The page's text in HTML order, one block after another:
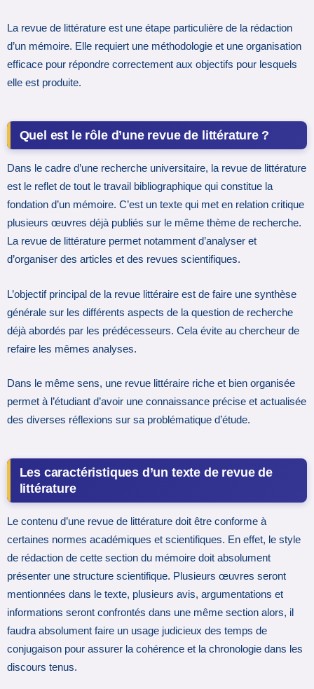
La revue de littérature est une étape particulière de la rédaction
d’un mémoire. Elle requiert une méthodologie et une organisation
efficace pour répondre correctement aux objectifs pour lesquels
elle est produite.
Quel est le rôle d’une revue de littérature ?
Dans le cadre d’une recherche universitaire, la revue de littérature
est le reflet de tout le travail bibliographique qui constitue la
fondation d’un mémoire. C’est un texte qui met en relation critique
plusieurs œuvres déjà publiés sur le même thème de recherche.
La revue de littérature permet notamment d’analyser et
d’organiser des articles et des revues scientifiques.
L’objectif principal de la revue littéraire est de faire une synthèse
générale sur les différents aspects de la question de recherche
déjà abordés par les prédécesseurs. Cela évite au chercheur de
refaire les mêmes analyses.
Dans le même sens, une revue littéraire riche et bien organisée
permet à l’étudiant d’avoir une connaissance précise et actualisée
des diverses réflexions sur sa problématique d’étude.
Les caractéristiques d’un texte de revue de
littérature
Le contenu d’une revue de littérature doit être conforme à
certaines normes académiques et scientifiques. En effet, le style
de rédaction de cette section du mémoire doit absolument
présenter une structure scientifique. Plusieurs œuvres seront
mentionnées dans le texte, plusieurs avis, argumentations et
informations seront confrontés dans une même section alors, il
faudra absolument faire un usage judicieux des temps de
conjugaison pour assurer la cohérence et la chronologie dans les
discours tenus.